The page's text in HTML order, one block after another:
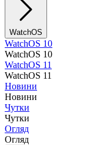
WatchOS
WatchOS 10
WatchOS 10
WatchOS 11
WatchOS 11
Новини
Новини
Чутки
Чутки
Огляд
Огляд